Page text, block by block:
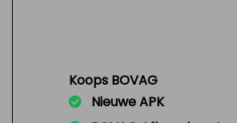
Koops BOVAG
Nieuwe APK